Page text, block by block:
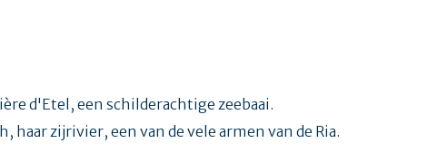
d'Etel, een schilderachtige zeebaai.
haar zijrivier, een van de vele armen van de Ria.